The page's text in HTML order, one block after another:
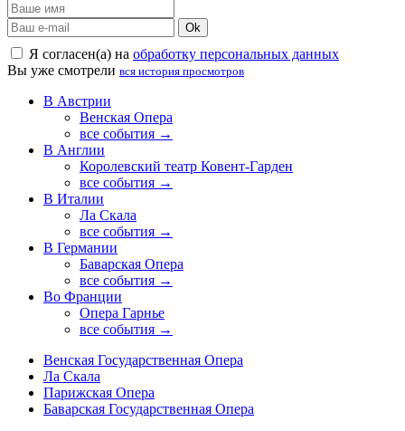
Ok
Я согласен(а) на обработку персональных данных
Вы уже смотрели вся история просмотров
В Австрии
Венская Опера
все события →
В Англии
Королевский театр Ковент-Гарден
все события →
В Италии
Ла Скала
все события →
В Германии
Баварская Опера
все события →
Во Франции
Опера Гарнье
все события →
Венская Государственная Опера
Ла Скала
Парижская Опера
Баварская Государственная Опера